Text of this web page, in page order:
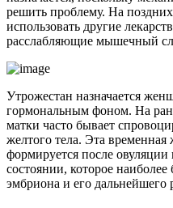
решить проблему. На
использовать другие
расслабляющие мышечный
Утрожестан назначается
гормональным фоном. На
матки часто бывает
желтого тела. Эта временная
формируется после
состоянии, которое
эмбриона и его дальнейшего